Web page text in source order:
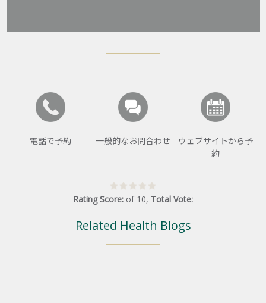
電話で予約 一般的なお問合わせ
ウェブサイトから予
約
Rating Score: of 10, Total Vote:
Related Health Blogs